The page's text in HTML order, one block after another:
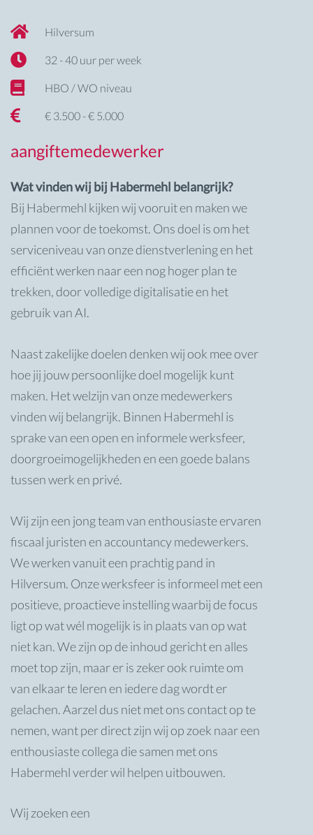
Hilversum
32 - 40 uur per week
HBO / WO niveau
€ 3.500 - € 5.000
aangiftemedewerker
Wat vinden wij bij Habermehl belangrijk?
Bij Habermehl kijken wij vooruit en maken we
plannen voor de toekomst. Ons doel is om het
serviceniveau van onze dienstverlening en het
efficiënt werken naar een nog hoger plan te
trekken, door volledige digitalisatie en het
gebruik van AI.
Naast zakelijke doelen denken wij ook mee over
hoe jij jouw persoonlijke doel mogelijk kunt
maken. Het welzijn van onze medewerkers
vinden wij belangrijk. Binnen Habermehl is
sprake van een open en informele werksfeer,
doorgroeimogelijkheden en een goede balans
tussen werk en privé.
Wij zijn een jong team van enthousiaste ervaren
fiscaal juristen en accountancy medewerkers.
We werken vanuit een prachtig pand in
Hilversum. Onze werksfeer is informeel met een
positieve, proactieve instelling waarbij de focus
ligt op wat wél mogelijk is in plaats van op wat
niet kan. We zijn op de inhoud gericht en alles
moet top zijn, maar er is zeker ook ruimte om
van elkaar te leren en iedere dag wordt er
gelachen. Aarzel dus niet met ons contact op te
nemen, want per direct zijn wij op zoek naar een
enthousiaste collega die samen met ons
Habermehl verder wil helpen uitbouwen.
Wij zoeken een